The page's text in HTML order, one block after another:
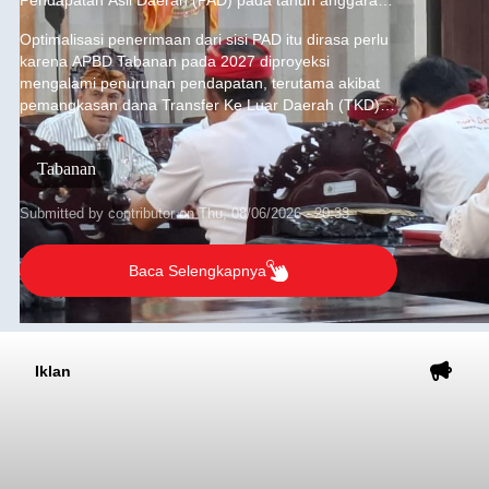
2027.
Optimalisasi penerimaan dari sisi PAD itu dirasa perlu
karena APBD Tabanan pada 2027 diproyeksi
mengalami penurunan pendapatan, terutama akibat
pemangkasan dana Transfer Ke Luar Daerah (TKD)
dari pemerintah pusat.
Tabanan
Submitted by contributoronThu, 08/06/2026 - 20:33
Baca Selengkapnya
Iklan